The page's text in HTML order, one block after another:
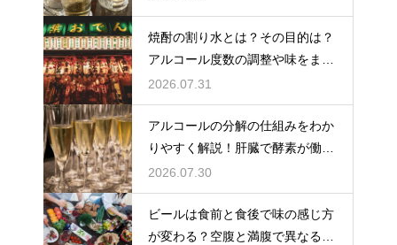
焼酎の割り水とは？その目的は？
アルコール度数の調整や味をまろ
やかにする効果を解説
2026.07.31
アルコールの分解の仕組みをわか
りやすく解説！肝臓で酵素が働き
アセトアルデヒドに変化して無害
化
2026.07.30
ビールは食前と食後で味の感じ方
が変わる？空腹と満腹で異なる味